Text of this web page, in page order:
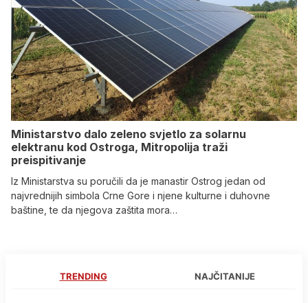
Ministarstvo dalo zeleno svjetlo za solarnu
elektranu kod Ostroga, Mitropolija traži
preispitivanje
Iz Ministarstva su poručili da je manastir Ostrog jedan od
najvrednijih simbola Crne Gore i njene kulturne i duhovne
baštine, te da njegova zaštita mora…
TRENDING NAJČITANIJE